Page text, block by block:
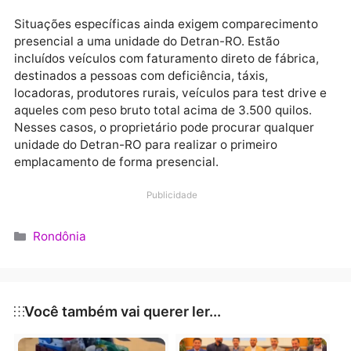
Rondônia (CBMRO), quando aplicável.
Veículos que podem utilizar
Podem acessar o serviço proprietários de veículos
novos do tipo automóvel, caminhonete,
motocicleta, com nota fiscal emitida há até 30 dias,
faturados por concessionárias sediadas em
destinados a pessoas com deficiência, táxis,
locadoras, produtores rurais, veículos para test